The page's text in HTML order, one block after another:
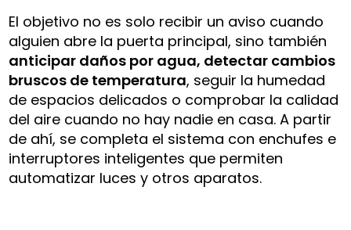
El objetivo no es solo recibir un aviso cuando
alguien abre la puerta principal, sino también
anticipar daños por agua, detectar cambios
bruscos de temperatura, seguir la humedad
de espacios delicados o comprobar la calidad
del aire cuando no hay nadie en casa. A partir
de ahí, se completa el sistema con enchufes e
interruptores inteligentes que permiten
automatizar luces y otros aparatos.